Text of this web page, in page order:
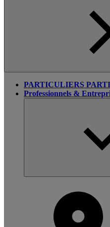
PARTICULIERS
Professionnels &